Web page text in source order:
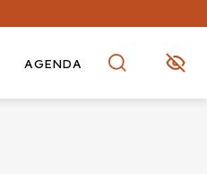
AGENDA